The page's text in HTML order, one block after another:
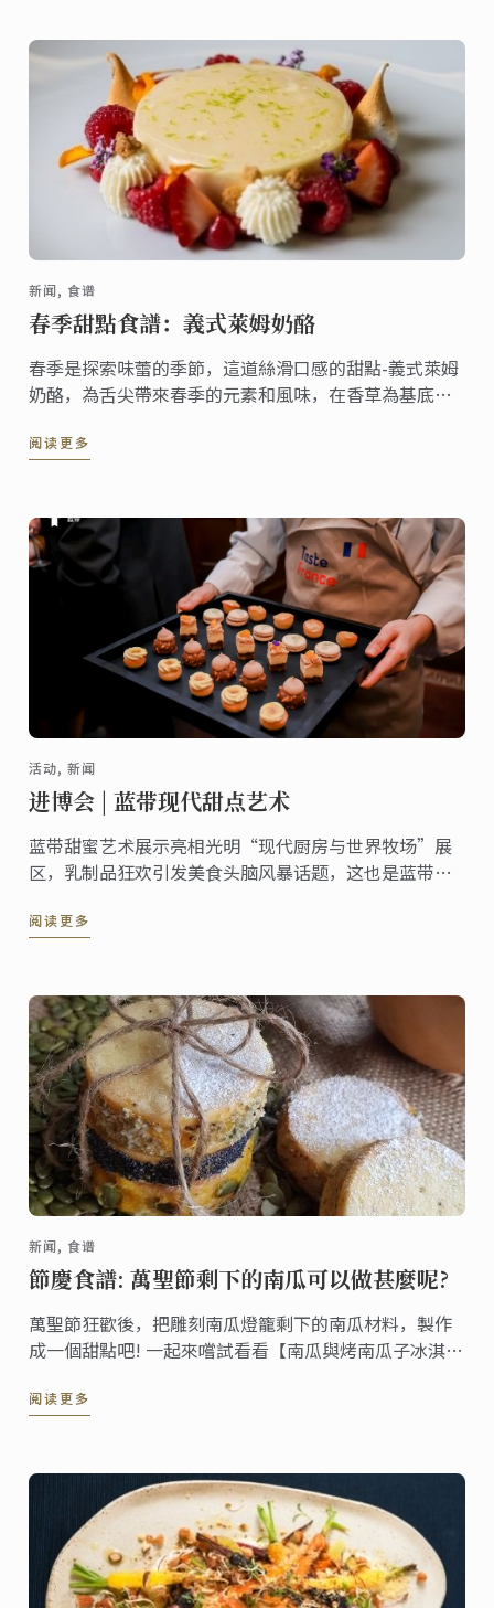
新闻, 食谱
春季甜點食譜：義式萊姆奶酪
春季是探索味蕾的季節，這道絲滑口感的甜點-義式萊姆
奶酪，為舌尖帶來春季的元素和風味，在香草為基底的
論搭配哪一種餐點都非常合適!
阅读更多
活动, 新闻
进博会 | 蓝带现代甜点艺术
蓝带甜蜜艺术展示亮相光明“现代厨房与世界牧场”展
区，乳制品狂欢引发美食头脑风暴话题，这也是蓝带连
阅读更多
新闻, 食谱
節慶食譜: 萬聖節剩下的南瓜可以做甚麼呢?
萬聖節狂歡後，把雕刻南瓜燈籠剩下的南瓜材料，製作
成一個甜點吧! 一起來嚐試看看【南瓜與烤南瓜子冰淇淋
阅读更多